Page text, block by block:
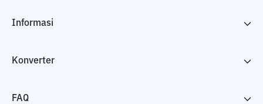
Informasi
Konverter
FAQ